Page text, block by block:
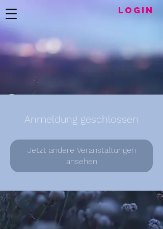
LogIN
Anmeldung geschlossen
Jetzt andere Veranstaltungen
ansehen